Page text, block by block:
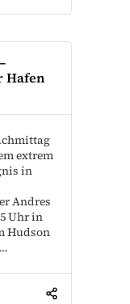
Hafen
extrem
in
Andres
Uhr in
Hudson